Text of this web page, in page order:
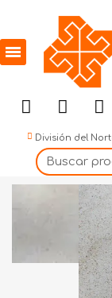
División del